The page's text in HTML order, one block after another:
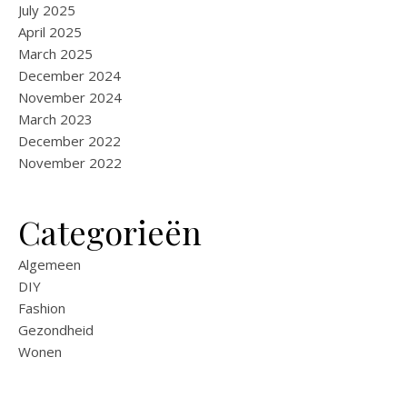
July 2025
April 2025
March 2025
December 2024
November 2024
March 2023
December 2022
November 2022
Categorieën
Algemeen
DIY
Fashion
Gezondheid
Wonen